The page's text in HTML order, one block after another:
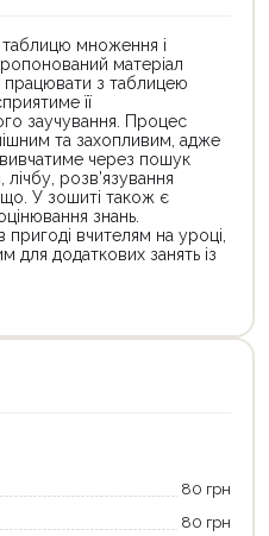
множення і
матеріал
з таблицею
її
заучування. Процес
та захопливим, адже
через пошук
розв’язування
У зошиті також є
знань.
вчителям на уроці,
додаткових занять із
80 грн
80 грн